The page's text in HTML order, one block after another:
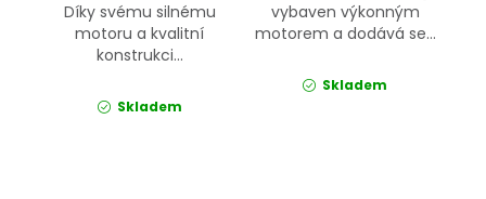
Díky svému silnému
motoru a kvalitní
konstrukci...
Skladem
vybaven výkonným
motorem a dodává se...
Skladem